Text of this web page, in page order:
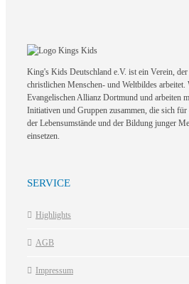
King's Kids Deutschland e.V. ist ein Verein,
christlichen Menschen- und Weltbildes
Evangelischen Allianz Dortmund und arbeiten
Initiativen und Gruppen zusammen, die sich für
der Lebensumstände und der Bildung junger
einsetzen.
SERVICE
Highlights
AGB
Impressum